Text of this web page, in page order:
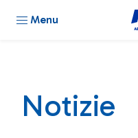
Menu
Notizie